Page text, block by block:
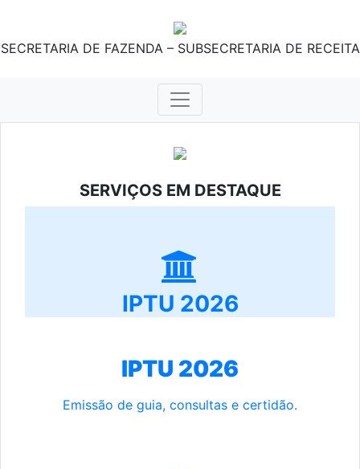
SECRETARIA DE FAZENDA – SUBSECRETARIA DE RECEITA
SERVIÇOS EM DESTAQUE
IPTU 2026
IPTU 2026
Emissão de guia, consultas e certidão.